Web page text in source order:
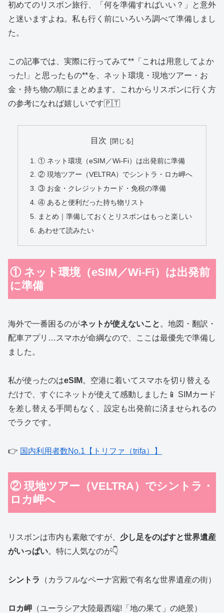
初めてのリスボン旅行、「何を準備すればいい？」と意外
と迷いますよね。私も行く前にいろいろ調べて準備しまし
た。
この記事では、実際に行ってみて**「これは用意してよか
った!」と思ったもの**を、ネット環境・現地ツアー・お
金・持ち物の順にまとめます。これからリスボンに行く方
の参考になれば嬉しいです🇵🇹
目次
① ネット環境（eSIM／Wi-Fi）は出発前に準備
② 現地ツアー（VELTRA）でシントラ・ロカ岬へ
③ お金・クレジットカード・免税の準備
④ あると便利だった持ち物リスト
まとめ｜準備しておくとリスボンはもっと楽しい
あわせて読みたい
① ネット環境（eSIM／Wi-Fi）は出発前
に準備
海外で一番困るのがネットが使えないこと 。地図・翻訳・
配車アプリ…スマホが命綱なので、ここは最優先で準備し
ました。
私が使ったのはeSIM 。空港に着いてスマホを切り替える
だけで、すぐにネットが使えて感動しました📱 SIMカード
を差し替える手間もなく、設定も出発前に済ませられるの
でラクです。
👉 国内利用者数No.1【トリファ（trifa）】
② 現地ツアー（VELTRA）でシントラ・
ロカ岬へ
リスボンは市内も素敵ですが、 少し足をのばすと世界遺産
がいっぱい。特に人気なのが👇
シントラ （カラフルなペーナ宮殿で有名な世界遺産の街）
ロカ岬 （ユーラシア大陸最西端!「地の果て」の絶景）